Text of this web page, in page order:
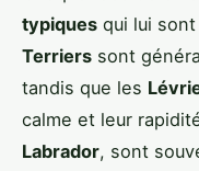
typiques qui lui
Terriers sont
tandis que les
calme et leur
Labrador, sont